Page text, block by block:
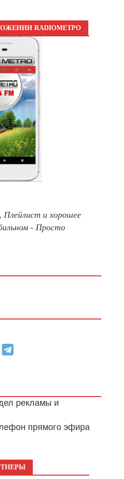
RADIOМЕТРО
и хорошее
- Просто
рекламы и
прямого эфира